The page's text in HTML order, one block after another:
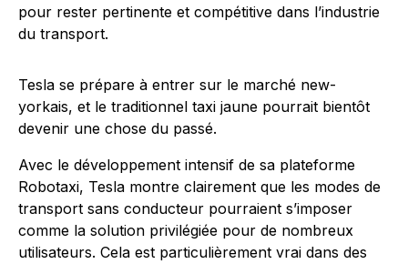
pour rester pertinente et compétitive dans l’industrie
du transport.
Tesla se prépare à entrer sur le marché new-
yorkais, et le traditionnel taxi jaune pourrait bientôt
devenir une chose du passé.
Avec le développement intensif de sa plateforme
Robotaxi, Tesla montre clairement que les modes de
transport sans conducteur pourraient s’imposer
comme la solution privilégiée pour de nombreux
utilisateurs. Cela est particulièrement vrai dans des